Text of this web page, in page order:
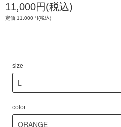
11,000円(税込)
定価 11,000円(税込)
size
color